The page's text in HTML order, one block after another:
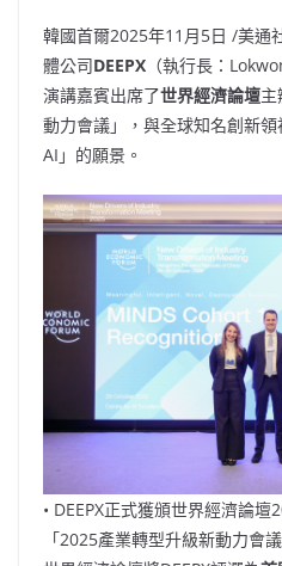
韓國首爾2025年11月5日 /美通
體公司DEEPX （執行長：
演講嘉賓出席了世界經濟論壇
動力會議」，與全球知名創新
AI」的願景。
• DEEPX正式獲頒世界經濟論
「2025產業轉型升級新動力會